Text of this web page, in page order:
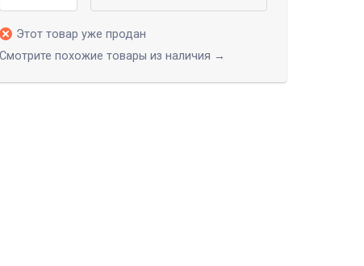
Этот товар уже продан
Смотрите похожие товары из наличия →